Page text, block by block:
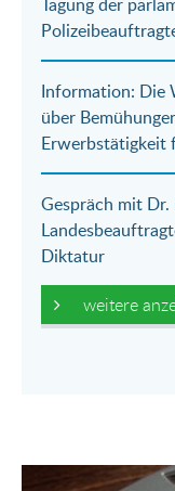
Mail
Information: Die
über
Erwerbstätigkeit
Gespräch mit
Diktatur
weitere